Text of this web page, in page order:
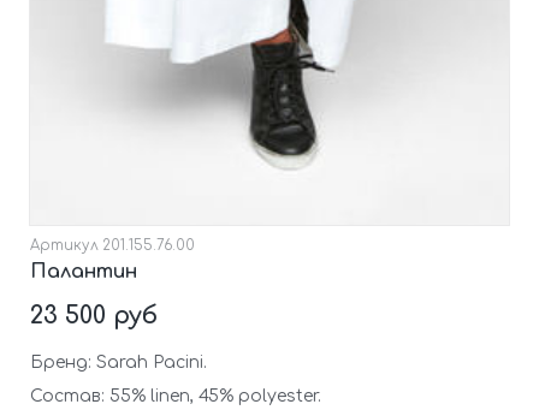
Артикул 201.155.76.00
Палантин
23 500 руб
Бренд: Sarah Pacini.
Состав: 55% linen, 45% polyester.